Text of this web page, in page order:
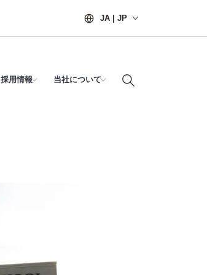
JA | JP
採用情報 当社について